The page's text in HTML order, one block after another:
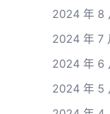
2024 年 8
2024 年 7
2024 年 6
2024 年 5